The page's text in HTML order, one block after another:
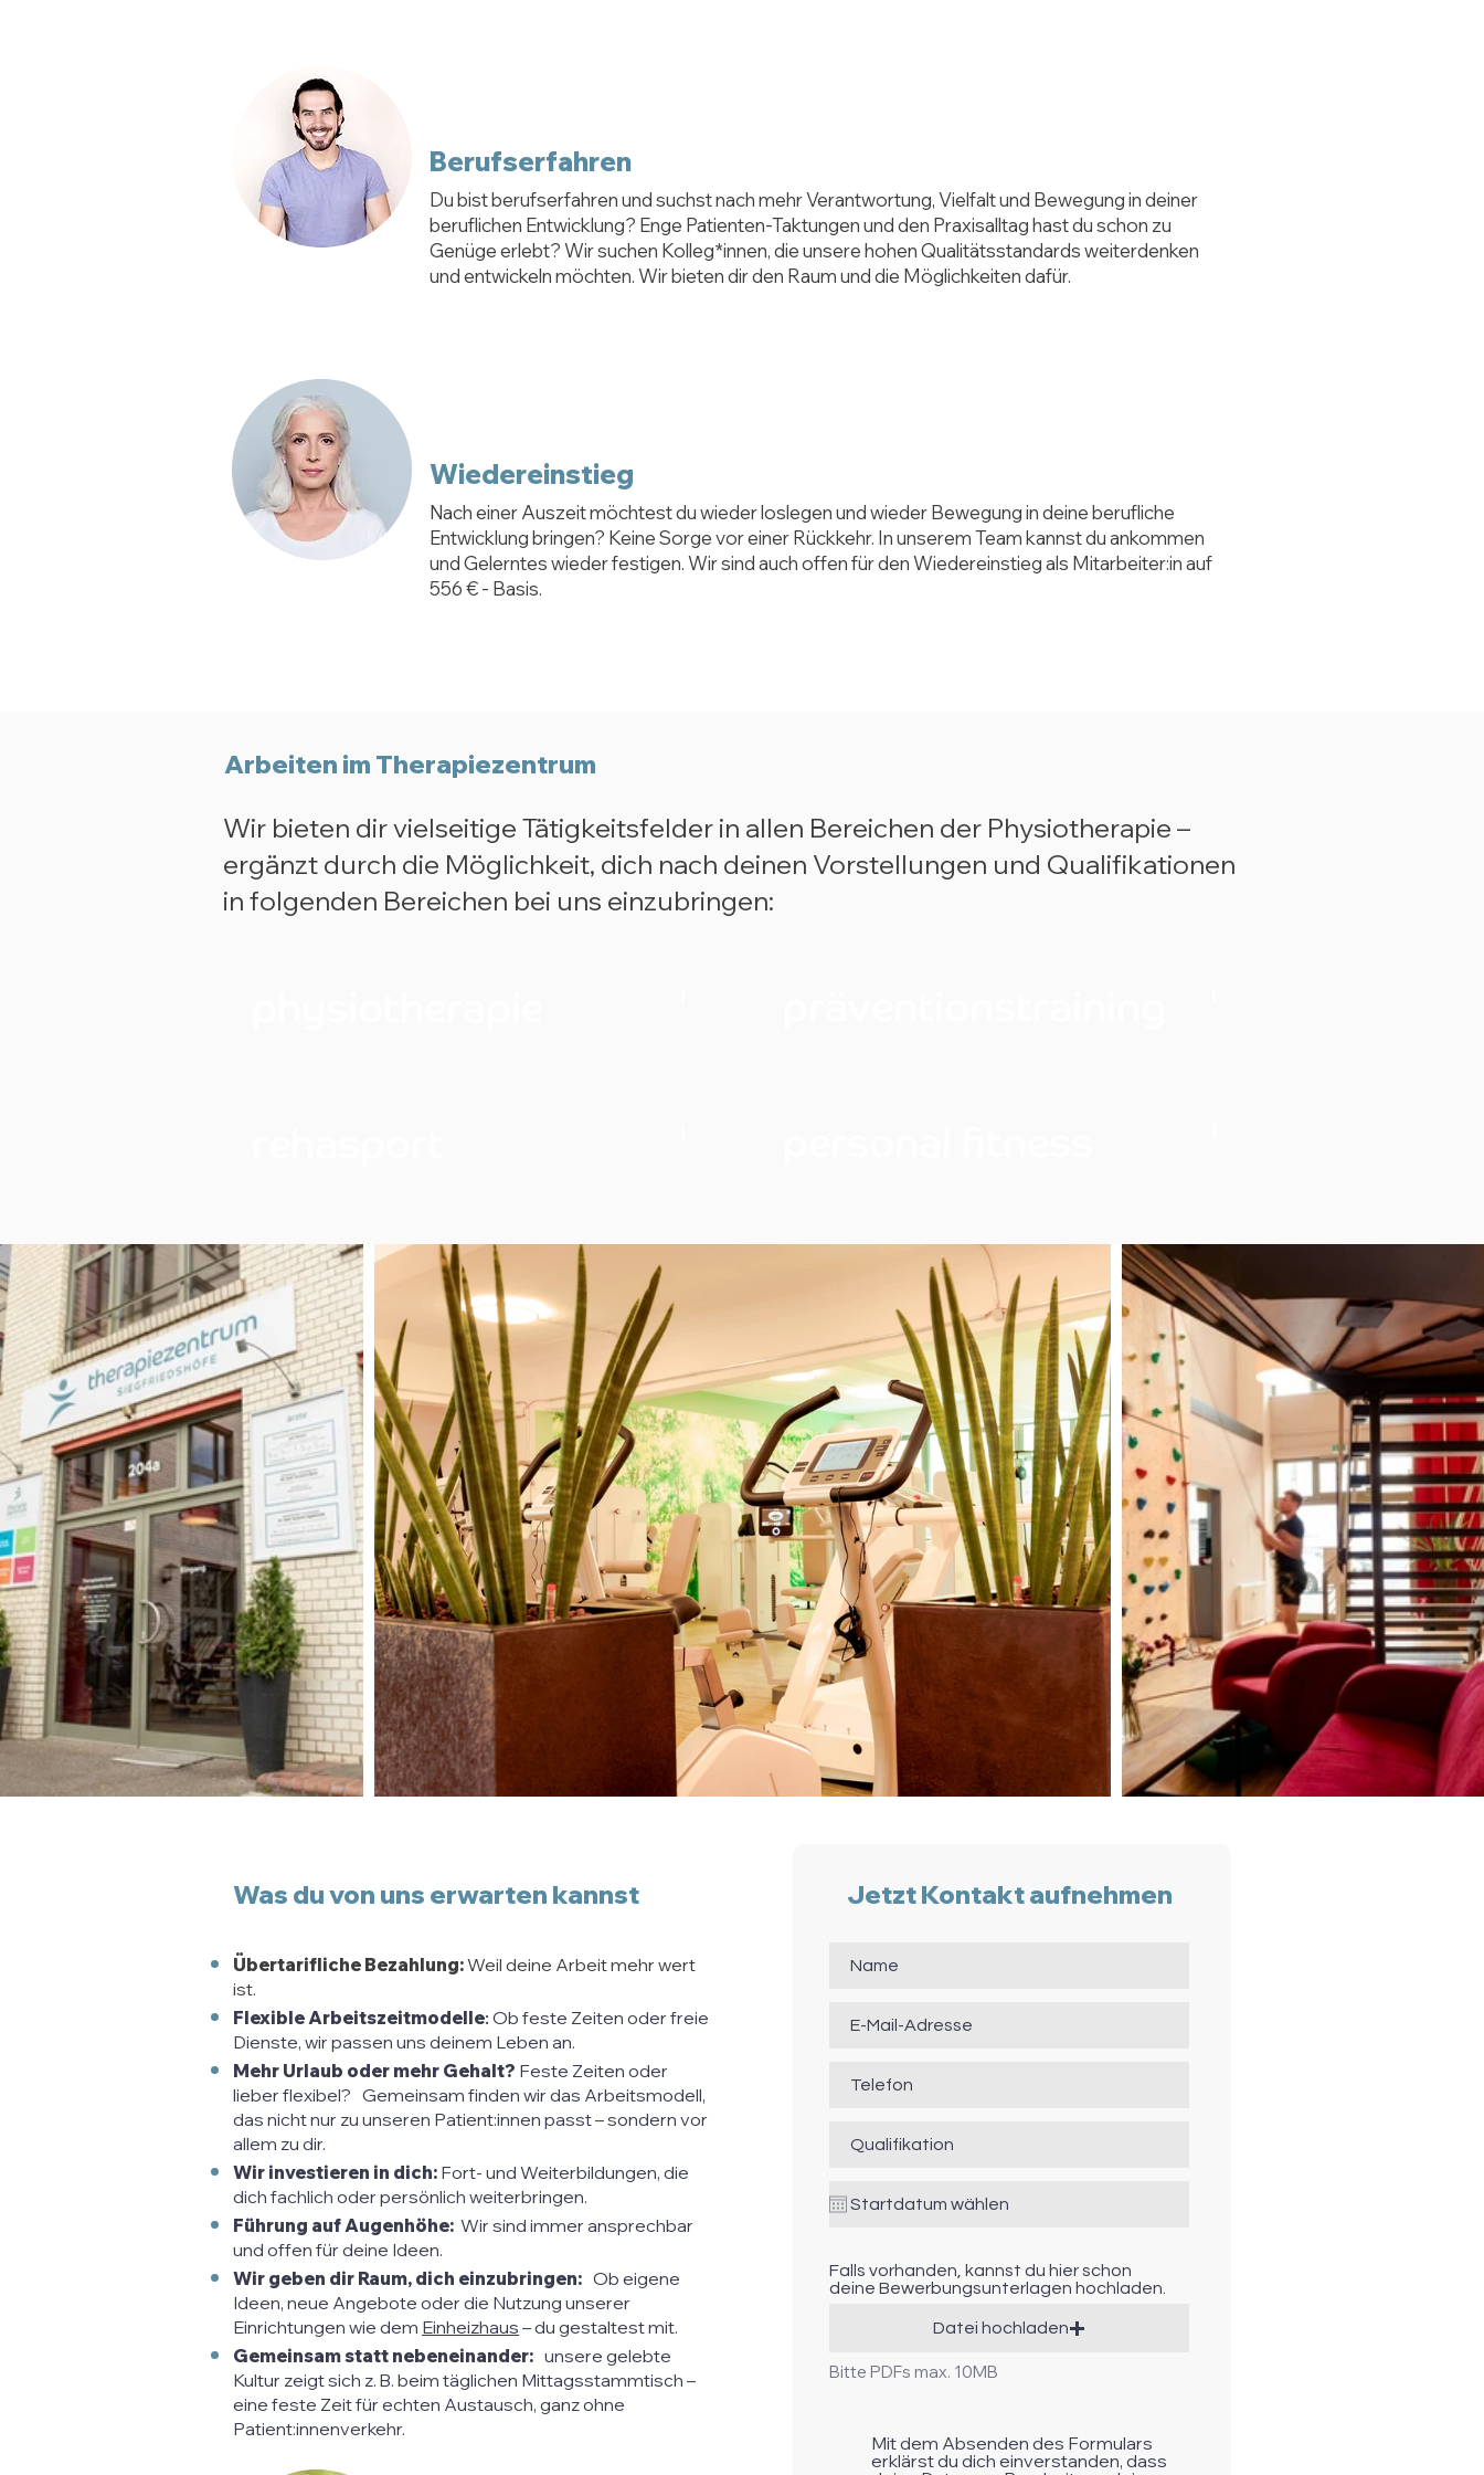
Berufserfahren
Du bist berufserfahren und suchst nach mehr Verantwortung, Vielfalt und Bewegung in deiner
beruflichen Entwicklung? Enge Patienten-Taktungen und den Praxisalltag hast du schon zu
Genüge erlebt? Wir suchen Kolleg*innen, die unsere hohen Qualitätsstandards weiterdenken
und entwickeln möchten. Wir bieten dir den Raum und die Möglichkeiten dafür.
Wiedereinstieg
Nach einer Auszeit möchtest du wieder loslegen und wieder Bewegung in deine berufliche
Entwicklung bringen? Keine Sorge vor einer Rückkehr. In unserem Team kannst du ankommen
und Gelerntes wieder festigen. Wir sind auch offen für den Wiedereinstieg als Mitarbeiter:in auf
556 € - Basis.
Arbeiten im Therapiezentrum
Wir bieten dir vielseitige Tätigkeitsfelder in allen Bereichen der Physiotherapie –
ergänzt durch die Möglichkeit, dich nach deinen Vorstellungen und Qualifikationen
in folgenden Bereichen bei uns einzubringen:
Was du von uns erwarten kannst
Übertarifliche Bezahlung:Weil deine Arbeit mehr wert
ist.
Flexible Arbeitszeitmodelle: Ob feste Zeiten oder freie
Dienste, wir passen uns deinem Leben an.
Mehr Urlaub oder mehr Gehalt? Feste Zeiten oder
lieber flexibel? Gemeinsam finden wir das Arbeitsmodell,
das nicht nur zu unseren Patient:innen passt – sondern vor
allem zu dir.
Wir investieren in dich: Fort- und Weiterbildungen, die
dich fachlich oder persönlich weiterbringen.
Führung auf Augenhöhe: Wir sind immer ansprechbar
und offen für deine Ideen.
Wir geben dir Raum, dich einzubringen: Ob eigene
Ideen, neue Angebote oder die Nutzung unserer
Einrichtungen wie dem Einheizhaus – du gestaltest mit.
Gemeinsam statt nebeneinander: unsere gelebte
Kultur zeigt sich z. B. beim täglichen Mittagsstammtisch –
eine feste Zeit für echten Austausch, ganz ohne
Patient:innenverkehr.
Jetzt Kontakt aufnehmen
Falls vorhanden, kannst du hier schon
deine Bewerbungsunterlagen hochladen.
Datei hochladen
Bitte PDFs max. 10MB
Mit dem Absenden des Formulars
erklärst du dich einverstanden, dass